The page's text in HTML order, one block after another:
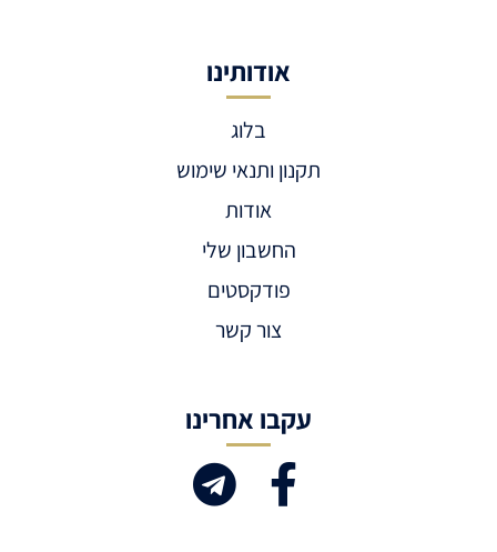
אודותינו
בלוג
תקנון ותנאי שימוש
אודות
החשבון שלי
פודקסטים
צור קשר
עקבו אחרינו